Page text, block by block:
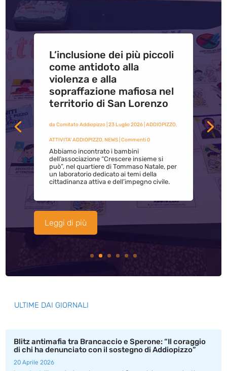
L’inclusione dei più piccoli
come antidoto alla
violenza e alla
sopraffazione mafiosa nel
territorio di San Lorenzo
da Comitato Addiopizzo| 23 Luglio 2026| ADDIOPIZZO,
ATTIVITA' ADDIOPIZZO,NEWS| Commenti 0
Abbiamo incontrato i bambini
dell’associazione “Crescere insieme si
può”, nel quartiere di Tommaso Natale, per
un laboratorio dedicato ai temi della
cittadinanza attiva e dell’impegno civile.
Leggi di più
ULTIME DAI GIORNALI
Blitz antimafia tra Brancaccio e Sperone: “Il coraggio
di chi ha denunciato con il sostegno di Addiopizzo”
20 Aprile 2026